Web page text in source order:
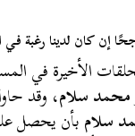
إن كان لدينا رغبة في
الأخيرة في
محمد سلام، وقد
سلامبأن يحصل